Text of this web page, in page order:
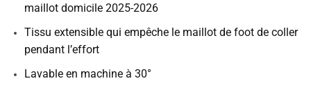
maillot domicile 2025-2026
Tissu extensible qui empêche le maillot de foot de coller
pendant l’effort
Lavable en machine à 30°